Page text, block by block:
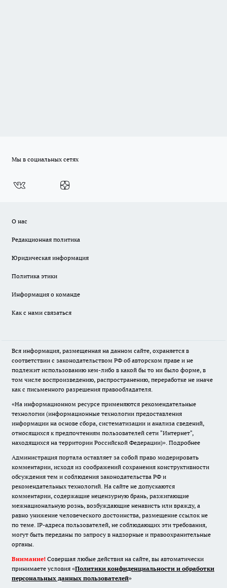
Мы в социальных сетях
О нас
Редакционная политика
Юридическая информация
Политика этики
Информация о команде
Как с нами связаться
Вся информация, размещенная на данном сайте, охраняется в
соответствии с законодательством РФ об авторском праве и не
подлежит использованию кем-либо в какой бы то ни было форме, в
том числе воспроизведению, распространению, переработке не иначе
как с письменного разрешения правообладателя.
«На информационном ресурсе применяются рекомендательные
технологии (информационные технологии предоставления
информации на основе сбора, систематизации и анализа сведений,
относящихся к предпочтениям пользователей сети "Интернет",
находящихся на территории Российской Федерации)». Подробнее
Администрация портала оставляет за собой право модерировать
комментарии, исходя из соображений сохранения конструктивности
обсуждения тем и соблюдения законодательства РФ и
рекомендательных технологий. На сайте не допускаются
комментарии, содержащие нецензурную брань, разжигающие
межнациональную рознь, возбуждающие ненависть или вражду, а
равно унижение человеческого достоинства, размещение ссылок не
по теме. IP-адреса пользователей, не соблюдающих эти требования,
могут быть переданы по запросу в надзорные и правоохранительные
органы.
Внимание! Совершая любые действия на сайте, вы автоматически
принимаете условия «Политики конфиденциальности и обработки
персональных данных пользователей»